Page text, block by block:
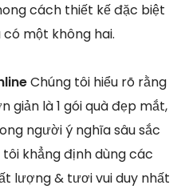
cách thiết kế đặc biệt
có một không hai.
Chúng tôi hiểu rõ rằng
giản là 1 gói quà đẹp mắt,
người ý nghĩa sâu sắc
khẳng định dùng các
lượng & tươi vui duy nhất